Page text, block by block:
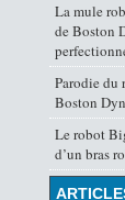
La mule
de Boston
Parodie du
Boston
Le robot
d’un bras